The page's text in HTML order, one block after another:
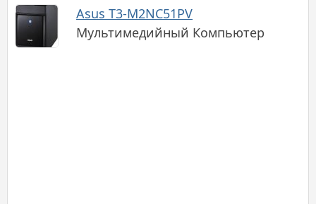
Asus T3-M2NC51PV
Мультимедийный Компьютер